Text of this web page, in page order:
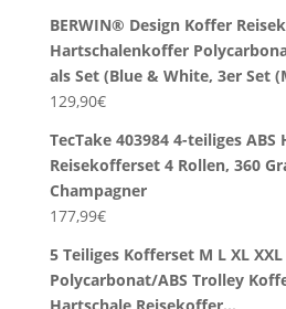
BERWIN® Design Koffer
Hartschalenkoffer
als Set (Blue & White, 3er Set
129,90€
TecTake 403984 4-teiliges ABS
Reisekofferset 4 Rollen, 360
Champagner
177,99€
5 Teiliges Kofferset M L XL
Polycarbonat/ABS Trolley